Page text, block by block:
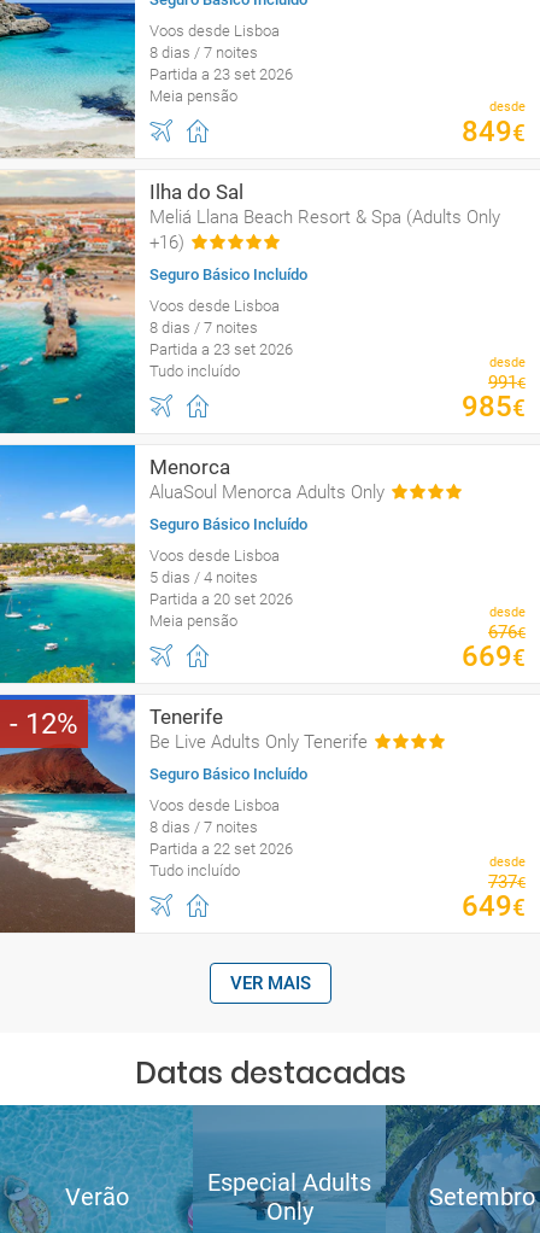
Voos desde Lisboa
8 dias / 7 noites
Partida a 23 set 2026
Meia pensão
desde
849€
Ilha do Sal
Meliá Llana Beach Resort & Spa (Adults Only
+16)
Seguro Básico Incluído
Voos desde Lisboa
8 dias / 7 noites
Partida a 23 set 2026
Tudo incluído
desde
991€
985€
Menorca
AluaSoul Menorca Adults Only
Seguro Básico Incluído
Voos desde Lisboa
5 dias / 4 noites
Partida a 20 set 2026
Meia pensão
desde
676€
669€
12 Tenerife
Be Live Adults Only Tenerife
Seguro Básico Incluído
Voos desde Lisboa
8 dias / 7 noites
Partida a 22 set 2026
Tudo incluído
desde
737€
649€
VER MAIS
Datas destacadas
Verão
Especial Adults
Only
Setembro